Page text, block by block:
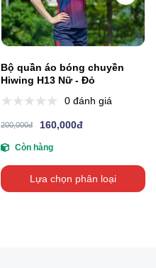
Bộ quần áo bóng chuyền
Hiwing H13 Nữ - Đỏ
0 đánh giá
200,000đ 160,000đ
Còn hàng
Lựa chọn phân loại